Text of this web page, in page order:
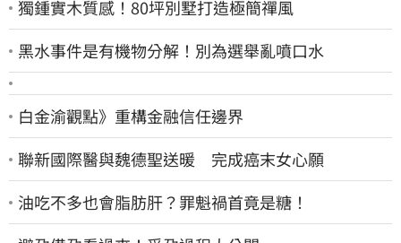
獨鍾實木質感！80坪別墅打造極簡禪風
黑水事件是有機物分解！別為選舉亂噴口水
白金渝觀點》重構金融信任邊界
聯新國際醫與魏德聖送暖 完成癌末女心願
油吃不多也會脂肪肝？罪魁禍首竟是糖！